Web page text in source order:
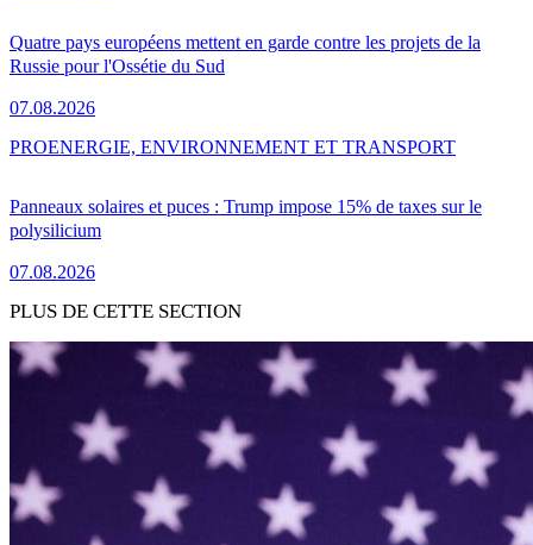
Quatre pays européens mettent en garde contre les projets de la
Russie pour l'Ossétie du Sud
07.08.2026
Panneaux solaires et puces : Trump impose 15% de taxes sur le
polysilicium
07.08.2026
PROENERGIE, ENVIRONNEMENT ET TRANSPORT
PLUS DE CETTE SECTION